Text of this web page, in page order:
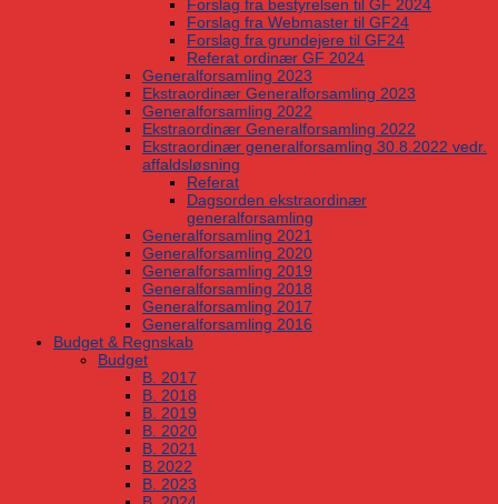
Forslag fra bestyrelsen til GF 2024
Forslag fra Webmaster til GF24
Forslag fra grundejere til GF24
Referat ordinær GF 2024
Generalforsamling 2023
Ekstraordinær Generalforsamling 2023
Generalforsamling 2022
Ekstraordinær Generalforsamling 2022
Ekstraordinær generalforsamling 30.8.2022 vedr.
affaldsløsning
Referat
Dagsorden ekstraordinær
generalforsamling
Generalforsamling 2021
Generalforsamling 2020
Generalforsamling 2019
Generalforsamling 2018
Generalforsamling 2017
Generalforsamling 2016
Budget & Regnskab
Budget
B. 2017
B. 2018
B. 2019
B. 2020
B. 2021
B.2022
B. 2023